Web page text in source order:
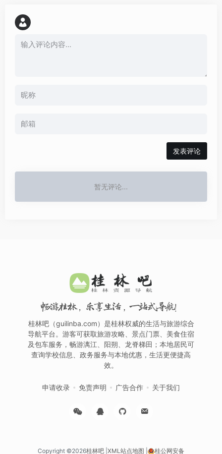
发表评论
暂无评论...
畅游桂林，乐享生活，一站式导航！
桂林吧（guilinba.com）是桂林权威的生活与旅游综合
导航平台。游客可获取旅游攻略、景点门票、美食住宿
及包车服务，畅游漓江、阳朔、龙脊梯田；本地居民可
查询学校信息、政务服务与本地优惠，生活更便捷高
效。
申请收录 免责声明 广告合作 关于我们
Copyright ©2026桂林吧 XML站点地图 桂公网安备